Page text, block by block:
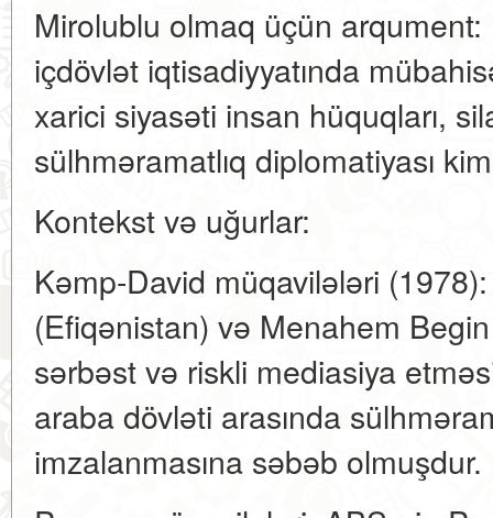
Mirolublu olmaq üçün
içdövlət iqtisadiyyatında
xarici siyasəti insan hüquqları,
sülhməramatlıq diplomatiyası
Kontekst və uğurlar:
Kəmp-David müqavilələri
(Efiqənistan) və Menahem
sərbəst və riskli mediasiya
araba dövləti arasında
imzalanmasına səbəb olmuşdur.